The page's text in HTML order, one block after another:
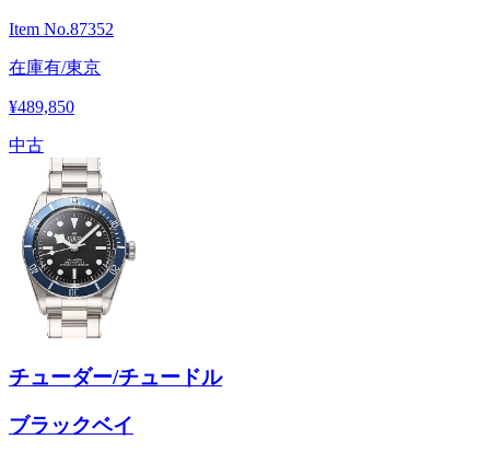
Item No.87352
在庫有/東京
¥489,850
中古
チューダー/チュードル
ブラックベイ